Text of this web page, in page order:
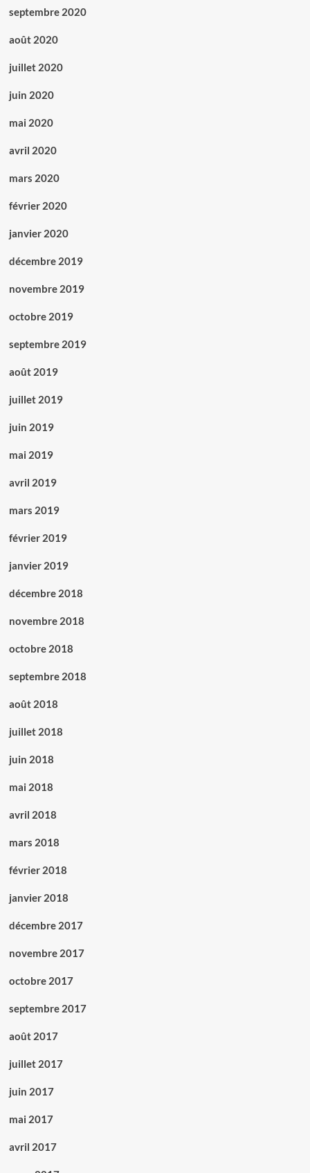
septembre 2020
août 2020
juillet 2020
juin 2020
mai 2020
avril 2020
mars 2020
février 2020
janvier 2020
décembre 2019
novembre 2019
octobre 2019
septembre 2019
août 2019
juillet 2019
juin 2019
mai 2019
avril 2019
mars 2019
février 2019
janvier 2019
décembre 2018
novembre 2018
octobre 2018
septembre 2018
août 2018
juillet 2018
juin 2018
mai 2018
avril 2018
mars 2018
février 2018
janvier 2018
décembre 2017
novembre 2017
octobre 2017
septembre 2017
août 2017
juillet 2017
juin 2017
mai 2017
avril 2017